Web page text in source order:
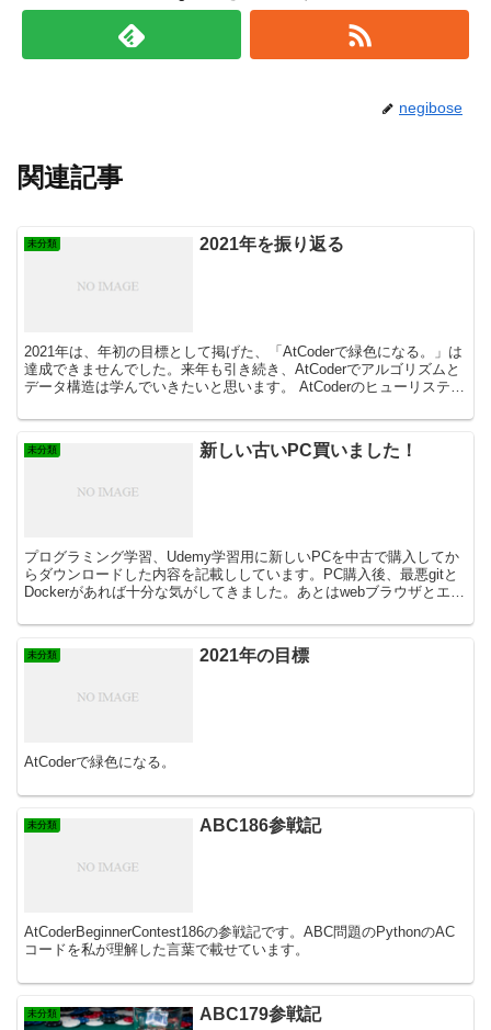
negibose
関連記事
未分類 2021年を振り返る
2021年は、年初の目標として掲げた、「AtCoderで緑色になる。」は
達成できませんでした。来年も引き続き、AtCoderでアルゴリズムと
データ構造は学んでいきたいと思います。 AtCoderのヒューリスティ
未分類 新しい古いPC買いました！
プログラミング学習、Udemy学習用に新しいPCを中古で購入してか
らダウンロードした内容を記載ししています。PC購入後、最悪gitと
Dockerがあれば十分な気がしてきました。あとはwebブラウザとエデ
未分類 2021年の目標
AtCoderで緑色になる。
未分類 ABC186参戦記
AtCoderBeginnerContest186の参戦記です。ABC問題のPythonのAC
コードを私が理解した言葉で載せています。
未分類 ABC179参戦記